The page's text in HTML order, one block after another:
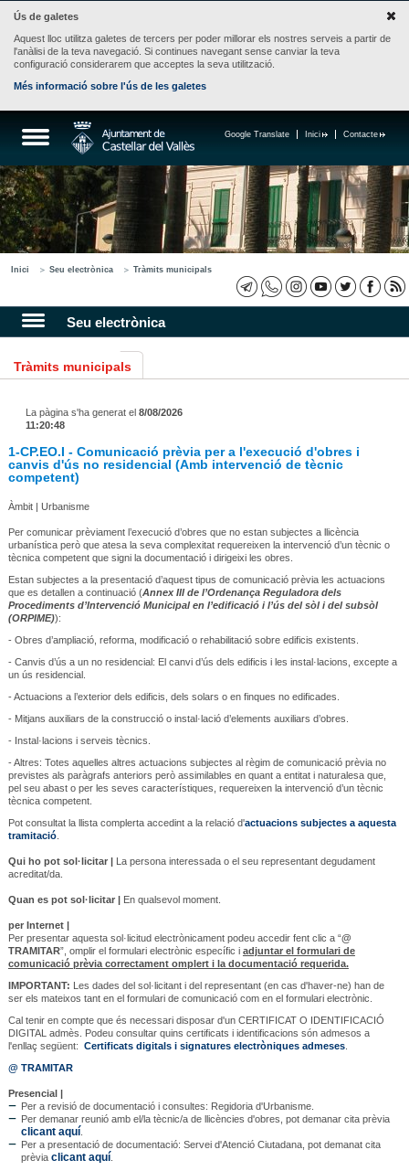
Ús de galetes
Aquest lloc utilitza galetes de tercers per poder millorar els nostres serveis a partir de
l'anàlisi de la teva navegació. Si continues navegant sense canviar la teva
configuració considerarem que acceptes la seva utilització.
Més informació sobre l'ús de les galetes
Contacte
Inici
Google Translate
Inici Seu electrònica Tràmits municipals
Seu electrònica
Tràmits municipals
La pàgina s'ha generat el 8/08/2026
11:20:48
1-CP.EO.I - Comunicació prèvia per a l'execució d'obres i
canvis d'ús no residencial (Amb intervenció de tècnic
competent)
Àmbit | Urbanisme
Per comunicar prèviament l’execució d’obres que no estan subjectes a llicència
urbanística però que atesa la seva complexitat requereixen la intervenció d’un tècnic o
tècnica competent que signi la documentació i dirigeixi les obres.
Estan subjectes a la presentació d’aquest tipus de comunicació prèvia les actuacions
que es detallen a continuació (Annex III de l’Ordenança Reguladora dels
Procediments d’Intervenció Municipal en l’edificació i l’ús del sòl i del subsòl
(ORPIME)):
- Obres d’ampliació, reforma, modificació o rehabilitació sobre edificis existents.
- Canvis d’ús a un no residencial: El canvi d’ús dels edificis i les instal·lacions, excepte a
un ús residencial.
- Actuacions a l’exterior dels edificis, dels solars o en finques no edificades.
- Mitjans auxiliars de la construcció o instal·lació d’elements auxiliars d’obres.
- Instal·lacions i serveis tècnics.
- Altres: Totes aquelles altres actuacions subjectes al règim de comunicació prèvia no
previstes als paràgrafs anteriors però assimilables en quant a entitat i naturalesa que,
pel seu abast o per les seves característiques, requereixen la intervenció d’un tècnic
tècnica competent.
Pot consultat la llista complerta accedint a la relació d'actuacions subjectes a aquesta
tramitació.
Qui ho pot sol·licitar | La persona interessada o el seu representant degudament
acreditat/da.
Quan es pot sol·licitar | En qualsevol moment.
per Internet |
Per presentar aquesta sol·licitud electrònicament podeu accedir fent clic a “@
TRAMITAR”, omplir el formulari electrònic específic i adjuntar el formulari de
comunicació prèvia correctament omplert i la documentació requerida.
IMPORTANT: Les dades del sol·licitant i del representant (en cas d'haver-ne) han de
ser els mateixos tant en el formulari de comunicació com en el formulari electrònic.
Cal tenir en compte que és necessari disposar d'un CERTIFICAT O IDENTIFICACIÓ
DIGITAL admès. Podeu consultar quins certificats i identificacions són admesos a
l'enllaç següent: Certificats digitals i signatures electròniques admeses.
@ TRAMITAR
Presencial |
Per a revisió de documentació i consultes: Regidoria d'Urbanisme.
Per demanar reunió amb el/la tècnic/a de llicències d'obres, pot demanar cita prèvia
clicant aquí.
Per a presentació de documentació: Servei d'Atenció Ciutadana, pot demanat cita
prèvia clicant aquí.